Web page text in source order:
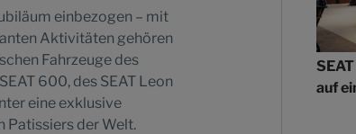
einbezogen – mit
Aktivitäten gehören
Fahrzeuge des
600, des SEAT Leon
eine exklusive
Patissiers der Welt.
auf